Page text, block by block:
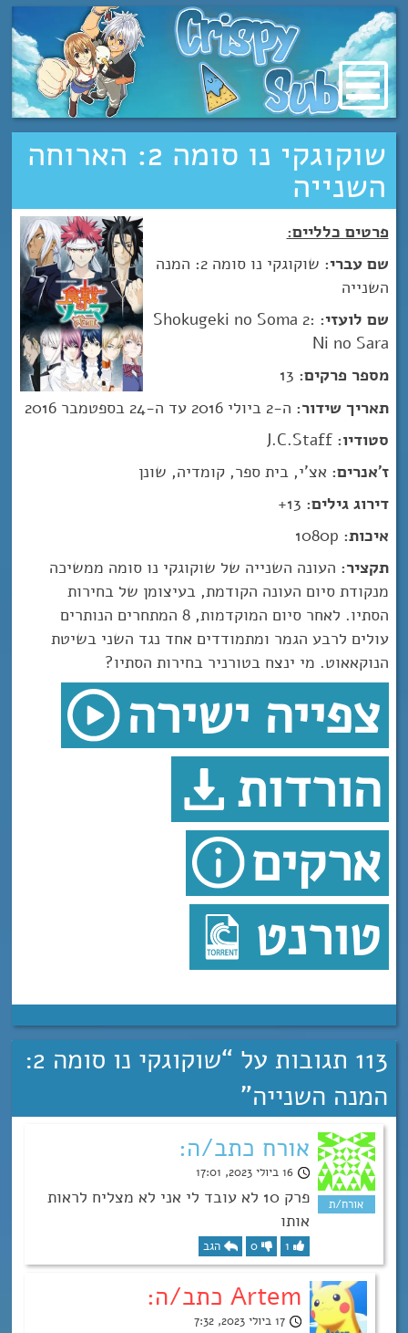
מעבר
לתוכן
שוקוגקי נו סומה 2: הארוחה
השנייה
פרטים כלליים:
שם עברי:
שוקוגקי נו סומה 2: המנה
השנייה
שם לועזי: Shokugeki no Soma 2:
Ni no Sara
מספר פרקים:
תאריך שידור: ה-2 ביולי 2016 עד ה-24 בספטמבר 2016
סטודיו: J.C.Staff
ז'אנרים: אצ’י, בית ספר, קומדיה, שונן
דירוג גילים:
איכות:
תקציר: העונה השנייה של שוקוגקי נו סומה ממשיכה
מנקודת סיום העונה הקודמת, בעיצומן של בחירות
הסתיו. לאחר סיום המוקדמות, 8 המתחרים הנותרים
עולים לרבע הגמר ומתמודדים אחד נגד השני בשיטת
הנוקאאוט. מי ינצח בטורניר בחירות הסתיו?
צפייה ישירה
הורדות
ארקים
טורנט
113 תגובות על “
שוקוגקי נו סומה 2:
המנה השנייה”
אורח כתב/ה:
16 ביולי 2023, 17:01
פרק 10 לא עובד לי אני לא מצליח לראות
אותו
1
0 הגב
Artem כתב/ה:
17 ביולי 2023, 7:32